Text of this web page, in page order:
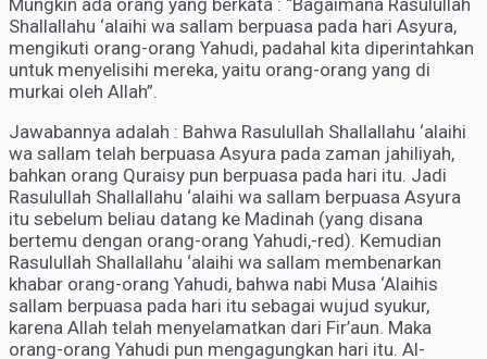
Mungkin ada orang yang berkata : “Bagaimana Rasulullah
Shallallahu ‘alaihi wa sallam berpuasa pada hari Asyura,
mengikuti orang-orang Yahudi, padahal kita diperintahkan
untuk menyelisihi mereka, yaitu orang-orang yang di
murkai oleh Allah”.
Jawabannya adalah : Bahwa Rasulullah Shallallahu ‘alaihi
wa sallam telah berpuasa Asyura pada zaman jahiliyah,
bahkan orang Quraisy pun berpuasa pada hari itu. Jadi
Rasulullah Shallallahu ‘alaihi wa sallam berpuasa Asyura
itu sebelum beliau datang ke Madinah (yang disana
bertemu dengan orang-orang Yahudi,-red). Kemudian
Rasulullah Shallallahu ‘alaihi wa sallam membenarkan
khabar orang-orang Yahudi, bahwa nabi Musa ‘Alaihis
sallam berpuasa pada hari itu sebagai wujud syukur,
karena Allah telah menyelamatkan dari Fir’aun. Maka
orang-orang Yahudi pun mengagungkan hari itu. Al-